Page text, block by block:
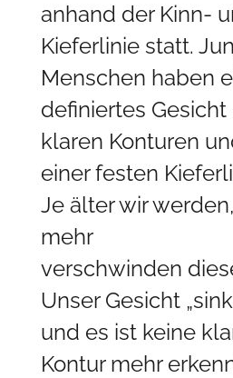
anhand der Kinn-
Kieferlinie statt.
Menschen haben
definiertes Gesicht
klaren Konturen
einer festen
Je älter wir
mehr
verschwinden
Unser Gesicht
und es ist keine
Kontur mehr